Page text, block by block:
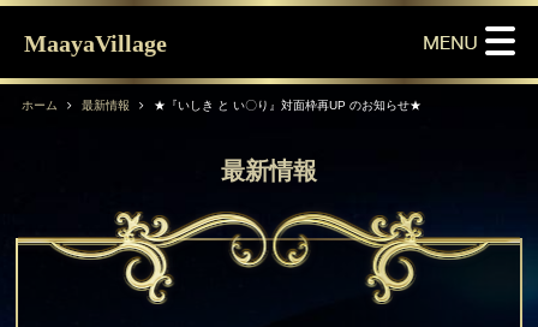
MaayaVillage
ホーム 最新情報 ★『いしき と い〇り』対面枠再UP のお知らせ★
最新情報